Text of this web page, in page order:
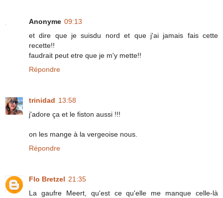
Anonyme 09:13
et dire que je suisdu nord et que j'ai jamais fais cette
recette!!
faudrait peut etre que je m'y mette!!
Répondre
trinidad 13:58
j'adore ça et le fiston aussi !!!
on les mange à la vergeoise nous.
Répondre
Flo Bretzel 21:35
La gaufre Meert, qu'est ce qu'elle me manque celle-là